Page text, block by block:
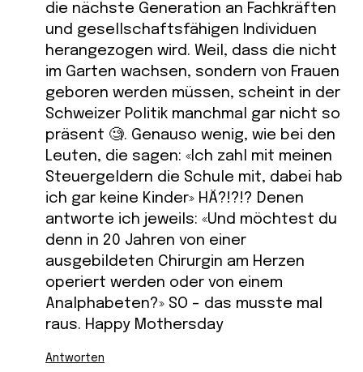
die nächste Generation an Fachkräften
und gesellschaftsfähigen Individuen
herangezogen wird. Weil, dass die nicht
im Garten wachsen, sondern von Frauen
geboren werden müssen, scheint in der
Schweizer Politik manchmal gar nicht so
präsent 🧐. Genauso wenig, wie bei den
Leuten, die sagen: «Ich zahl mit meinen
Steuergeldern die Schule mit, dabei hab
ich gar keine Kinder» HÄ?!?!? Denen
antworte ich jeweils: «Und möchtest du
denn in 20 Jahren von einer
ausgebildeten Chirurgin am Herzen
operiert werden oder von einem
Analphabeten?» SO – das musste mal
raus. Happy Mothersday
Antworten